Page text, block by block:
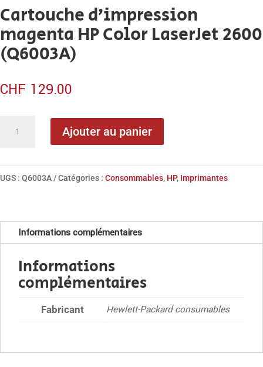
Cartouche d’impression
magenta HP Color LaserJet 2600
(Q6003A)
CHF 129.00
d'impression
Color
LaserJet
(Q6003A)
Ajouter au panier
UGS : Q6003A Catégories : Consommables, HP, Imprimantes
Informations complémentaires
Informations
complémentaires
Fabricant Hewlett-Packard consumables